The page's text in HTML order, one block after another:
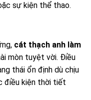
sự kiện thể thao.
cát thạch anh làm
mòn tuyệt vời. Điều
thái ổn định dù chịu
điều kiện thời tiết